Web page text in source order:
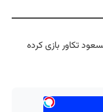
تکاور بازی کرده